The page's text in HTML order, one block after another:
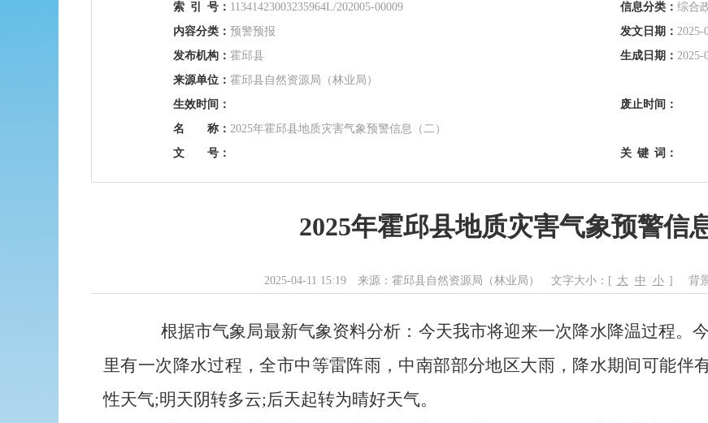
索 引 号： 11341423003235964L/202005-00009 信息分类： 综合
内容分类： 预警预报 发文日期： 2025-
发布机构： 霍邱县 生成日期： 2025-
来源单位： 霍邱县自然资源局（林业局）
生效时间：
废止时间：
名 称： 2025年霍邱县地质灾害气象预警信息（二）
文 号：
关 键 词：
2025年霍邱县地质灾害气象预警信
2025-04-11 15:19 来源：霍邱县自然资源局（林业局） 文字大小：[ 大 中 小 ] 背
根据市气象局最新气象资料分析 ： 今天我市将迎来一次降水降温过程。
里有一次降水过程，全市中等雷阵雨，中南部部分地区大雨，降水期间可能伴
性天气;明天阴转多云;后天起转为晴好天气。